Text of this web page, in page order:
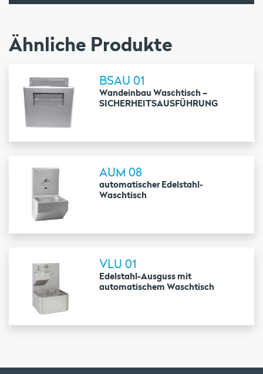
Ähnliche Produkte
BSAU 01
Wandeinbau Waschtisch –
SICHERHEITSAUSFÜHRUNG
AUM 08
automatischer Edelstahl-
Waschtisch
VLU 01
Edelstahl-Ausguss mit
automatischem Waschtisch